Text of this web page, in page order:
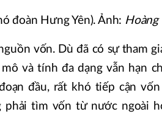
đoàn Hưng Yên). Ảnh: Hoàng
vốn. Dù đã có sự tham
và tính đa dạng vẫn hạn
đầu, rất khó tiếp cận
phải tìm vốn từ nước ngoài